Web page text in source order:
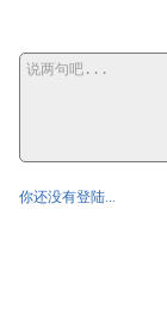
你还没有登陆...